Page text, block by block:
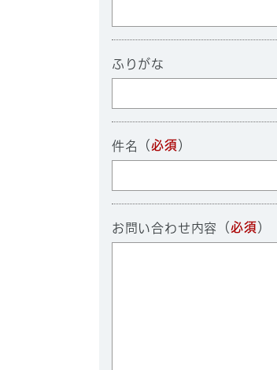
ふりがな
件名 （必須 ）
お問い合わせ内容 （必須 ）